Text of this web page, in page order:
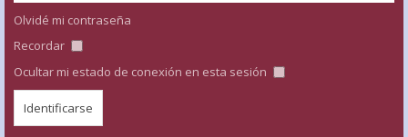
Olvidé mi contraseña
Recordar
Ocultar mi estado de conexión en esta sesión